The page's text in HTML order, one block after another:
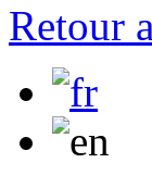
Retour